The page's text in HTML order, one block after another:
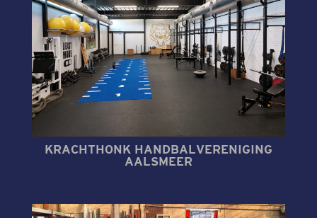
KRACHTHONK HANDBALVERENIGING
AALSMEER